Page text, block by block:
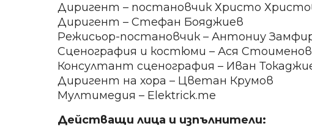
Диригент – постановчик Христо
Диригент – Стефан Бояджиев
Режисьор-постановчик – Антониу
Сценография и костюми – Ася
Консултант сценография – Иван
Диригент на хора – Цветан Крумов
Мултимедия – Elektrick.me
Действащи лица и изпълнители: